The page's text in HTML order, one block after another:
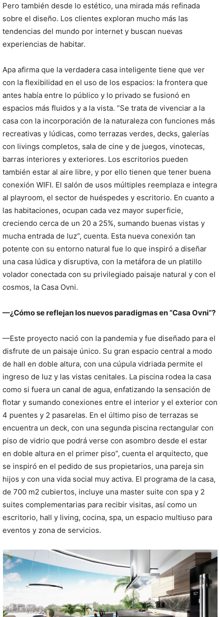
Pero también desde lo estético, una mirada más refinada
sobre el diseño. Los clientes exploran mucho más las
tendencias del mundo por internet y buscan nuevas
experiencias de habitar.
Apa afirma que la verdadera casa inteligente tiene que ver
con la flexibilidad en el uso de los espacios: la frontera que
antes había entre lo público y lo privado se fusionó en
espacios más fluidos y a la vista. “Se trata de vivenciar a la
casa con la incorporación de la naturaleza con funciones más
recreativas y lúdicas, como terrazas verdes, decks, galerías
con livings completos, sala de cine y de juegos, vinotecas,
barras interiores y exteriores. Los escritorios pueden
también estar al aire libre, y por ello tienen que tener buena
conexión WIFI. El salón de usos múltiples reemplaza e integra
al playroom, el sector de huéspedes y escritorio. En cuanto a
las habitaciones, ocupan cada vez mayor superficie,
creciendo cerca de un 20 a 25%, sumando buenas vistas y
mucha entrada de luz”, cuenta. Esta nueva conexión tan
potente con su entorno natural fue lo que inspiró a diseñar
una casa lúdica y disruptiva, con la metáfora de un platillo
volador conectada con su privilegiado paisaje natural y con el
cosmos, la Casa Ovni.
—¿Cómo se reflejan los nuevos paradigmas en “Casa Ovni”?
—Este proyecto nació con la pandemia y fue diseñado para el
disfrute de un paisaje único. Su gran espacio central a modo
de hall en doble altura, con una cúpula vidriada permite el
ingreso de luz y las vistas cenitales. La piscina rodea la casa
como si fuera un canal de agua, enfatizando la sensación de
flotar y sumando conexiones entre el interior y el exterior con
4 puentes y 2 pasarelas. En el último piso de terrazas se
encuentra un deck, con una segunda piscina rectangular con
piso de vidrio que podrá verse con asombro desde el estar
en doble altura en el primer piso”, cuenta el arquitecto, que
se inspiró en el pedido de sus propietarios, una pareja sin
hijos y con una vida social muy activa. El programa de la casa,
de 700 m2 cubiertos, incluye una master suite con spa y 2
suites complementarias para recibir visitas, así como un
escritorio, hall y living, cocina, spa, un espacio multiuso para
eventos y zona de servicios.